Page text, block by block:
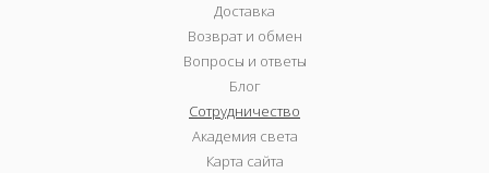
Доставка
Возврат и обмен
Вопросы и ответы
Блог
Сотрудничество
Академия света
Карта сайта